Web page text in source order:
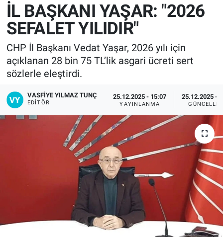
İL BAŞKANI YAŞAR: "2026
SEFALET YILIDIR"
CHP İl Başkanı Vedat Yaşar, 2026 yılı için
açıklanan 28 bin 75 TL’lik asgari ücreti sert
sözlerle eleştirdi.
VASFIYE YILMAZ TUNÇ
EDITÖR
25.12.2025 - 15:07
YAYINLANMA
25.12.2025 -